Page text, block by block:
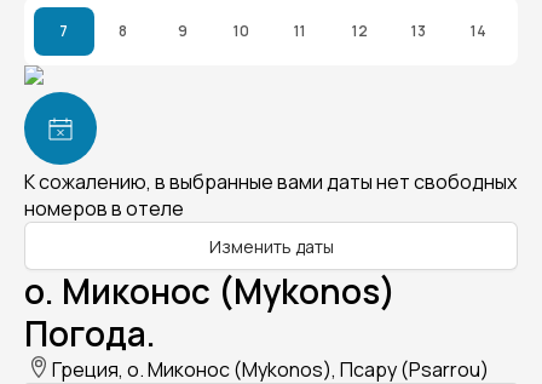
7 8 9 10 11 12 13 14
К сожалению, в выбранные вами даты нет свободных
номеров в отеле
Изменить даты
о. Миконос (Mykonos)
Погода.
Греция, о. Миконос (Mykonos), Псару (Psarrou)